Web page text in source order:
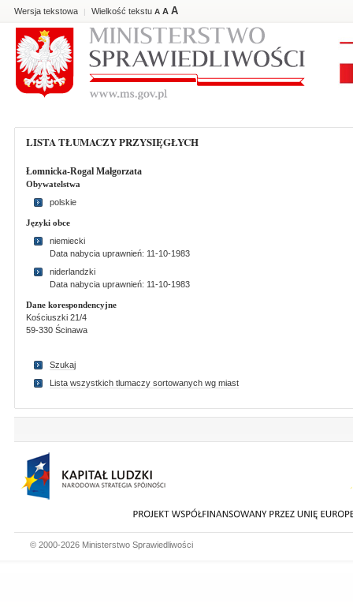
Wersja tekstowa | Wielkość tekstu A A A
LISTA TŁUMACZY PRZYSIĘGŁYCH
Łomnicka-Rogal Małgorzata
Obywatelstwa
polskie
Języki obce
niemiecki
Data nabycia uprawnień: 11-10-1983
niderlandzki
Data nabycia uprawnień: 11-10-1983
Dane korespondencyjne
Kościuszki 21/4
59-330 Ścinawa
Szukaj
Lista wszystkich tlumaczy sortowanych wg miast
© 2000-2026 Ministerstwo Sprawiedliwości